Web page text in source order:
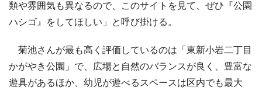
類や雰囲気も異なるので、このサイトを見て、ぜひ『公園
ハシゴ』をしてほしい」と呼び掛ける。
菊池さんが最も高く評価しているのは「東新小岩二丁目
かがやき公園」で、広場と自然のバランスが良く、豊富な
遊具があるほか、幼児が遊べるスペースは区内でも最大